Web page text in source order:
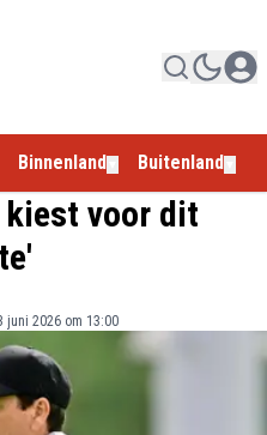
Binnenland Buitenland
kiest voor dit
juni 2026 om 13:00